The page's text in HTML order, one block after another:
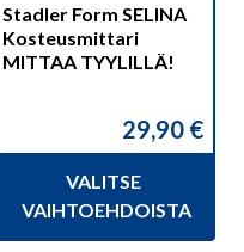
Stadler Form SELINA
Kosteusmittari
MITTAA TYYLILLÄ!
29,90 €
VALITSE
VAIHTOEHDOISTA
tuotteen
sivulla.